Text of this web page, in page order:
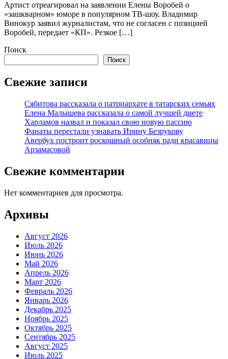
Артист отреагировал на заявлении Елены Воробей о
«зашкварном» юморе в популярном ТВ-шоу. Владимир
Винокур заявил журналистам, что не согласен с позицией
Воробей, передает «КП». Резкое […]
Поиск
Поиск
Свежие записи
Сябитова рассказала о патриархате в татарских семьях
Елена Малышева рассказала о самой лучшей диете
Харламов назвал и показал свою новую пассию
Фанаты перестали узнавать Ирину Безрукову
Авербух построит роскошный особняк ради красавицы
Арзамасовой
Свежие комментарии
Нет комментариев для просмотра.
Архивы
Август 2026
Июль 2026
Июнь 2026
Май 2026
Апрель 2026
Март 2026
Февраль 2026
Январь 2026
Декабрь 2025
Ноябрь 2025
Октябрь 2025
Сентябрь 2025
Август 2025
Июль 2025